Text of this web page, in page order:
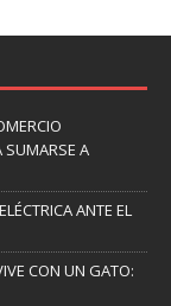
SUMARSE A
ANTE EL
CON UN GATO: